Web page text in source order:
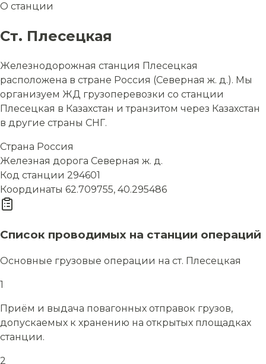
О станции
Ст. Плесецкая
Железнодорожная станция Плесецкая
расположена в стране Россия (Северная ж. д.). Мы
организуем ЖД грузоперевозки со станции
Плесецкая в Казахстан и транзитом через Казахстан
в другие страны СНГ.
Страна Россия
Железная дорога Северная ж. д.
Код станции 294601
Координаты 62.709755, 40.295486
Список проводимых на станции операций
Основные грузовые операции на ст. Плесецкая
1
Приём и выдача повагонных отправок грузов,
допускаемых к хранению на открытых площадках
станции.
2